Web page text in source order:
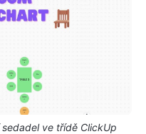
ve třídě ClickUp